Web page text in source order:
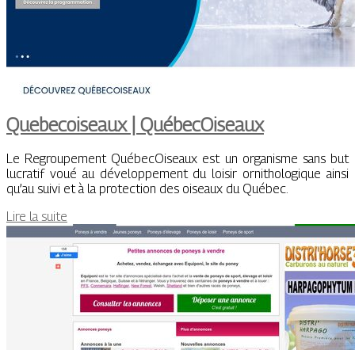
Quebecoi­seaux | QuébecOi­seaux
Le Regroupement QuébecOiseaux est un organisme sans but
lucratif voué au développement du loisir ornithologique ainsi
qu’au suivi et à la protection des oiseaux du Québec.
Lire la suite